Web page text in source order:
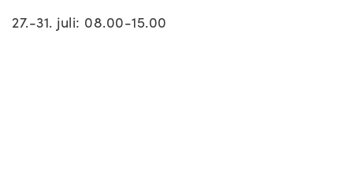
27.-31. juli: 08.00-15.00